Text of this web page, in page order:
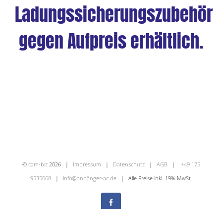
Ladungssicherungszubehör
gegen Aufpreis erhältlich.
© cam-biz 2026 | Impressum | Datenschutz| AGB|
+49 175
9535068| info@anhänger-ac.de| Alle Preise inkl. 19% MwSt.
Facebook